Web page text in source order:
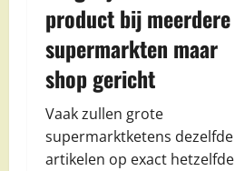
product bij meerdere
supermarkten maar
shop gericht
Vaak zullen grote
supermarktketens dezelfde
artikelen op exact hetzelfde